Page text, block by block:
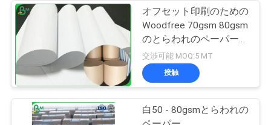
オフセット印刷のための
Woodfree 70gsm 80gsm
のとらわれのペーパー
400mmジャンボ ロール
交渉可能 MOQ:5 MT
接触
白50 - 80gsmとらわれの